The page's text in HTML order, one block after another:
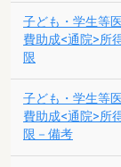
子ども・学生等
費助成<通院>所
限
子ども・学生等
費助成<通院>所
限－備考